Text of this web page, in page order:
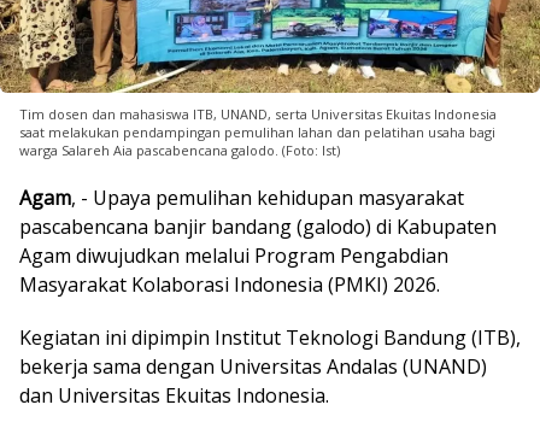
Tim dosen dan mahasiswa ITB, UNAND, serta Universitas Ekuitas Indonesia
saat melakukan pendampingan pemulihan lahan dan pelatihan usaha bagi
warga Salareh Aia pascabencana galodo. (Foto: Ist)
Agam, - Upaya pemulihan kehidupan masyarakat
pascabencana banjir bandang (galodo) di Kabupaten
Agam diwujudkan melalui Program Pengabdian
Masyarakat Kolaborasi Indonesia (PMKI) 2026.
Kegiatan ini dipimpin Institut Teknologi Bandung (ITB),
bekerja sama dengan Universitas Andalas (UNAND)
dan Universitas Ekuitas Indonesia.